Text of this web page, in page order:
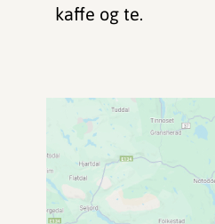
kaffe og te.